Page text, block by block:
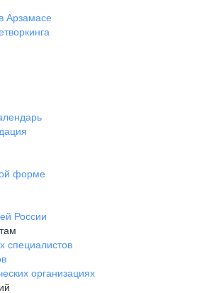
Арзамасе
форме
России
специалистов
организациях